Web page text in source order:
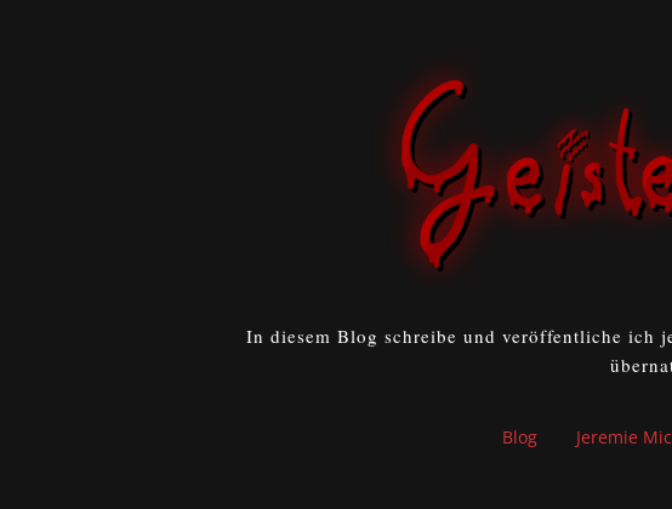
In diesem Blog schreibe und veröffentliche ich
Blog Jeremie